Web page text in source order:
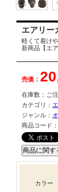
エアリ
軽くて着け
新商品【エ
売価：
在庫数： ご
カテゴリ：
ジャンル：
商品コード：
カラー